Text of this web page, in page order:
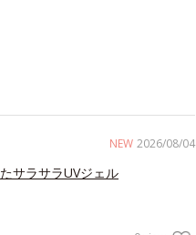
NEW 2026/08/04
サラサラUVジェル